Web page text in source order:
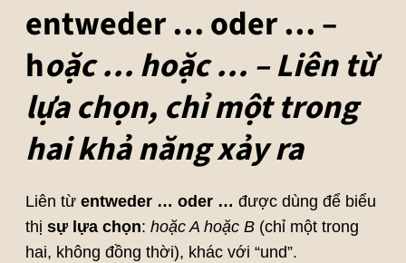
entweder … oder … –
hoặc … hoặc … – Liên từ
lựa chọn, chỉ một trong
hai khả năng xảy ra
Liên từ entweder … oder … được dùng để biểu
thị sự lựa chọn: hoặc A hoặc B(chỉ một trong
hai, không đồng thời), khác với “und”.